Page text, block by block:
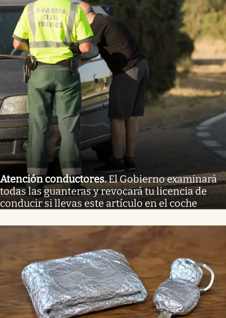
Atención conductores.El Gobierno examinará
todas las guanteras y revocará tu licencia de
conducir si llevas este artículo en el coche